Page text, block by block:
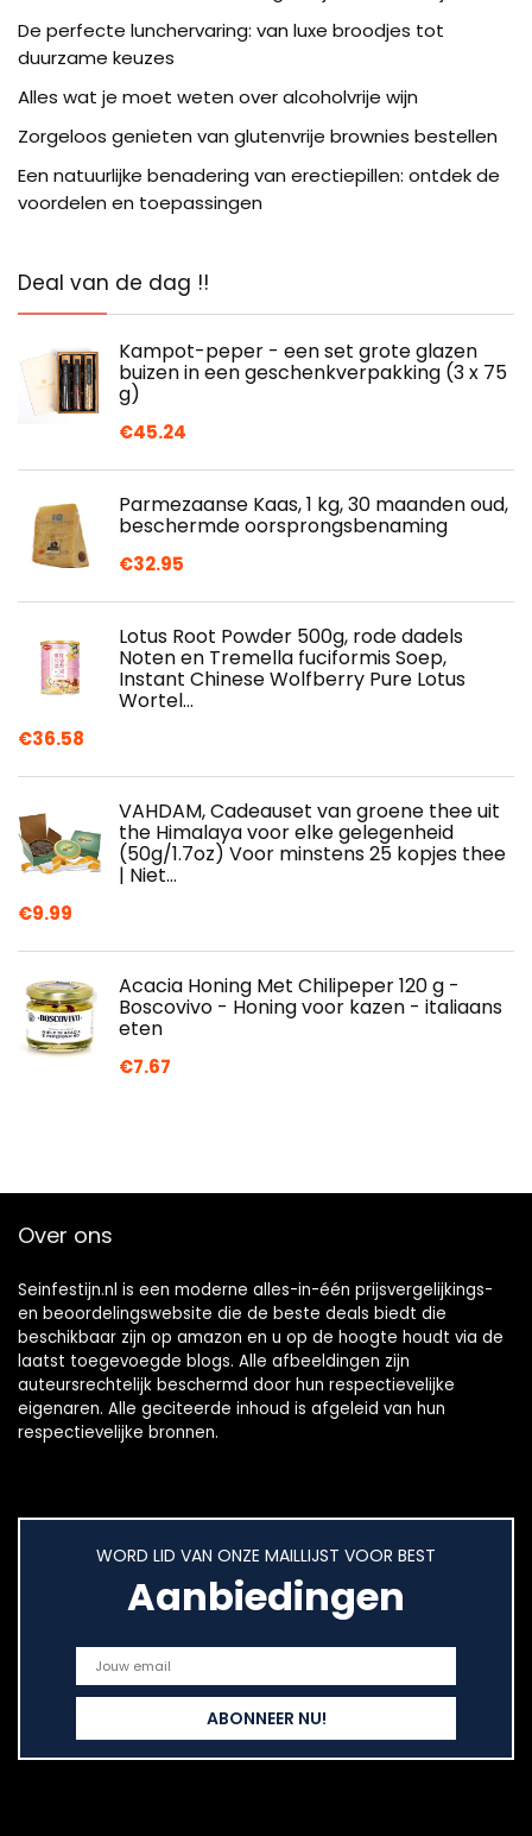
De perfecte lunchervaring: van luxe broodjes tot
duurzame keuzes
Alles wat je moet weten over alcoholvrije wijn
Zorgeloos genieten van glutenvrije brownies bestellen
Een natuurlijke benadering van erectiepillen: ontdek de
voordelen en toepassingen
Deal van de dag !!
Kampot-peper - een set grote glazen
buizen in een geschenkverpakking (3 x 75
g)
€45.24
Parmezaanse Kaas, 1 kg, 30 maanden oud,
beschermde oorsprongsbenaming
€32.95
Lotus Root Powder 500g, rode dadels
Noten en Tremella fuciformis Soep,
Instant Chinese Wolfberry Pure Lotus
Wortel…
€36.58
VAHDAM, Cadeauset van groene thee uit
the Himalaya voor elke gelegenheid
(50g/1.7oz) Voor minstens 25 kopjes thee
| Niet…
€9.99
Acacia Honing Met Chilipeper 120 g -
Boscovivo - Honing voor kazen - italiaans
eten
€7.67
Over ons
Seinfestijn.nl is een moderne alles-in-één prijsvergelijkings-
en beoordelingswebsite die de beste deals biedt die
beschikbaar zijn op amazon en u op de hoogte houdt via de
laatst toegevoegde blogs. Alle afbeeldingen zijn
auteursrechtelijk beschermd door hun respectievelijke
eigenaren. Alle geciteerde inhoud is afgeleid van hun
respectievelijke bronnen.
WORD LID VAN ONZE MAILLIJST VOOR BEST
Aanbiedingen